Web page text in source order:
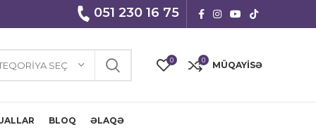
051 230 16 75
SEÇ 0 0 MÜQAYISƏ
BLOQ ƏLAQƏ